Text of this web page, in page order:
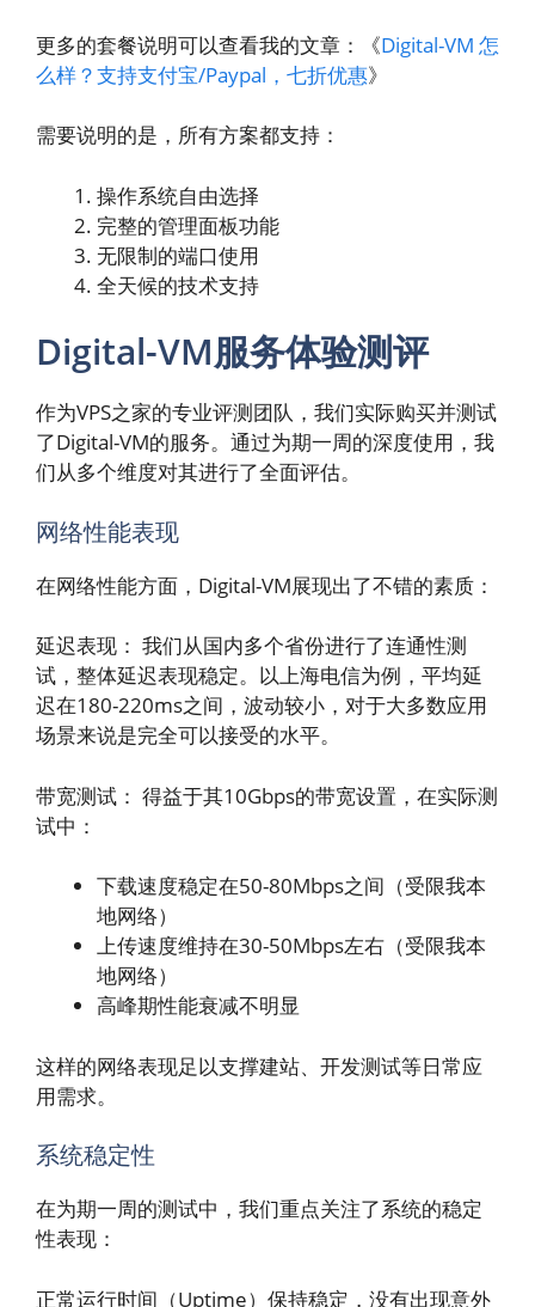
更多的套餐说明可以查看我的文章：《Digital-VM 怎
么样？支持支付宝/Paypal，七折优惠》
需要说明的是，所有方案都支持：
操作系统自由选择
完整的管理面板功能
无限制的端口使用
全天候的技术支持
Digital-VM服务体验测评
作为VPS之家的专业评测团队，我们实际购买并测试
了Digital-VM的服务。通过为期一周的深度使用，我
们从多个维度对其进行了全面评估。
网络性能表现
在网络性能方面，Digital-VM展现出了不错的素质：
延迟表现： 我们从国内多个省份进行了连通性测
试，整体延迟表现稳定。以上海电信为例，平均延
迟在180-220ms之间，波动较小，对于大多数应用
场景来说是完全可以接受的水平。
带宽测试： 得益于其10Gbps的带宽设置，在实际测
试中：
下载速度稳定在50-80Mbps之间（受限我本
地网络）
上传速度维持在30-50Mbps左右（受限我本
地网络）
高峰期性能衰减不明显
这样的网络表现足以支撑建站、开发测试等日常应
用需求。
系统稳定性
在为期一周的测试中，我们重点关注了系统的稳定
性表现：
正常运行时间（Uptime）保持稳定，没有出现意外